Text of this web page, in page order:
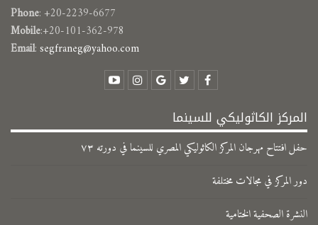
Phone: +20-2239-6677
Mobile:+20-101-362-978
Email:segfraneg@yahoo.com
المركز الكاثوليكي للسينما
حفل افتتاح مهرجان المركز الكاثوليكي المصري للسينما في دورته ٧٣
دور المركز في مجالات مختلفة
النشرة الصحفية الختامية